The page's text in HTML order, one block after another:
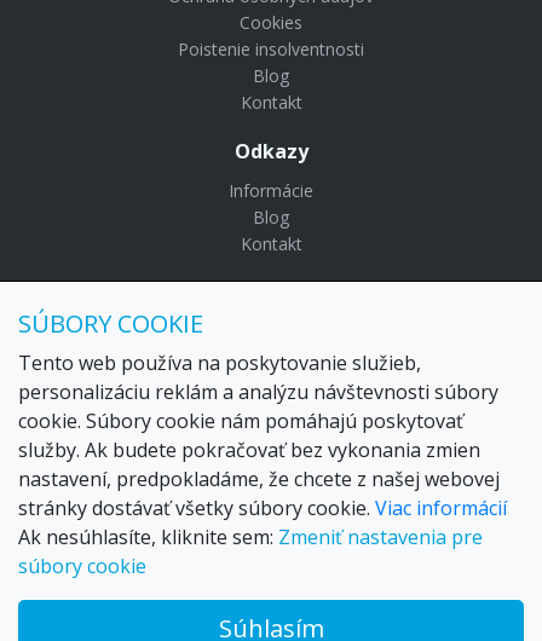
Cookies
Poistenie insolventnosti
Blog
Kontakt
Odkazy
Informácie
Blog
Kontakt
Maldivy.sk je značkou
Sídlo:Lazaretská 29, Bratislava 81109
Email:settour@settour.sk
Telefón: 02 529 279 17, 529 328 68-9
IČO: 36179825
IČ-DPH:SK2020057314
OR SRBratislava I. odd.: Sro, vložka: 29873/V
SÚBORY COOKIE
Tento web používa na poskytovanie služieb,
personalizáciu reklám a analýzu návštevnosti súbory
cookie. Súbory cookie nám pomáhajú poskytovať
služby. Ak budete pokračovať bez vykonania zmien
nastavení, predpokladáme, že chcete z našej webovej
stránky dostávať všetky súbory cookie. Viac informácií
Ak nesúhlasíte, kliknite sem: Zmeniť nastavenia pre
súbory cookie
Súhlasím